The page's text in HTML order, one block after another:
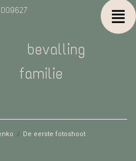
bevalling
familie
/ De eerste fotoshoot